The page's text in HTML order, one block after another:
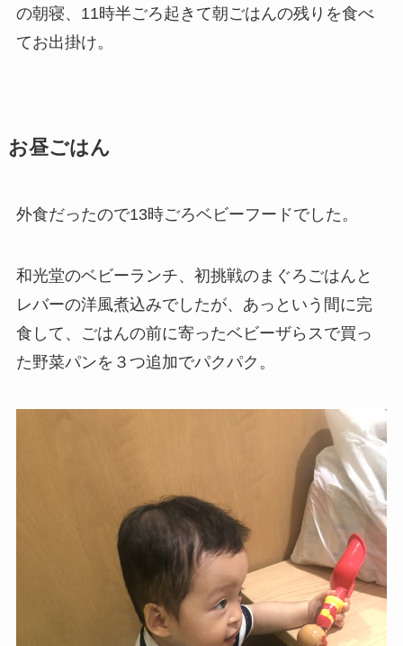
の朝寝、11時半ごろ起きて朝ごはんの残りを食べ
てお出掛け。
お昼ごはん
外食だったので13時ごろベビーフードでした。
和光堂のベビーランチ、初挑戦のまぐろごはんと
レバーの洋風煮込みでしたが、あっという間に完
食して、ごはんの前に寄ったベビーザらスで買っ
た野菜パンを３つ追加でパクパク。